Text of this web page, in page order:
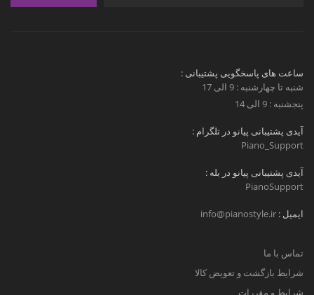
ساعت های پاسخگویی پشتیبانی :
شنبه تا چهارشنبه : 9 الی 17
پنجشنبه : 9 الی 14
آیدی پشتیبانی پیانو در تلگرام :
Piano_Support
آیدی پشتیبانی پیانو در بله :
PianoSupport
ایمیل : info@pianostyle.ir
تماس با ما
شرایط بازگشت و تعویض کالا
شرایط و مقررات